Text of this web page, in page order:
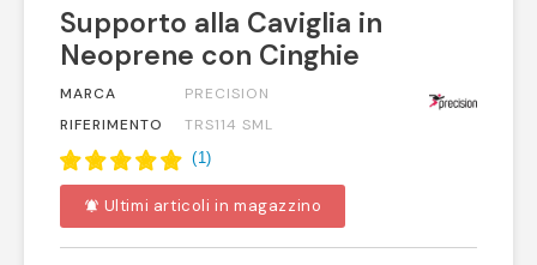
Supporto alla Caviglia in
Neoprene con Cinghie
MARCA
PRECISION
RIFERIMENTO
TRS114 SML
(1)
notifications_active Ultimi articoli in magazzino